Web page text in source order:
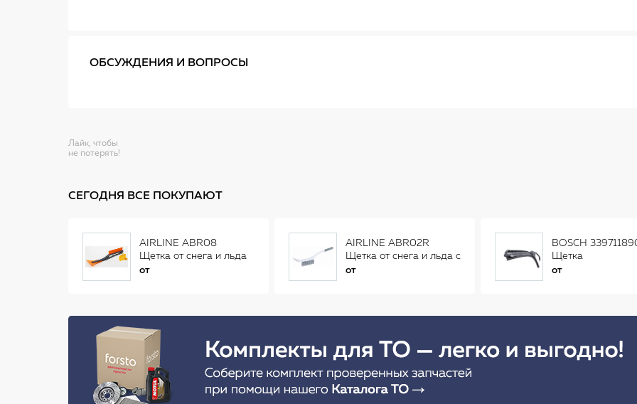
ОБСУЖДЕНИЯ И ВОПРОСЫ
Лайк, чтобы
не потерять!
СЕГОДНЯ ВСЕ ПОКУПАЮТ
AIRLINE ABR08
Щетка от снега и льда
(34 см)
от
AIRLINE ABR02R
Щетка от снега и льда с
распушенной щетиной
от
BOSCH
Щетка
стеклоочистителя
от